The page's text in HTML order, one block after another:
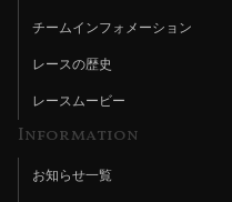
チームインフォメーション
レースの歴史
レースムービー
Information
お知らせ一覧